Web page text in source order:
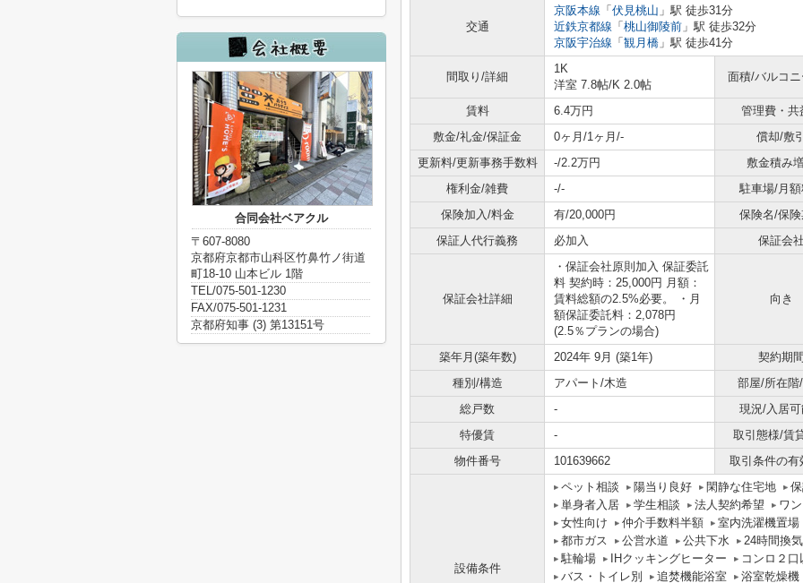
交通
京阪本線 「 伏見桃山 」駅 徒歩31分
近鉄京都線 「 桃山御陵前 」駅 徒歩32分
京阪宇治線 「 観月橋 」駅 徒歩41分
間取り/詳細
1K
洋室 7.8帖/K 2.0帖
面積/バルコ
賃料 6.4万円
管理費・共
敷金/礼金/保証金
0ヶ月/1ヶ月/-
償却/敷
更新料/更新事務手数料
-/2.2万円
敷金積み
権利金/雑費
-/-
駐車場/月
保険加入/料金
有/20,000円
保険名/保
保証人代行義務
必加入 保証会
保証会社詳細
・保証会社原則加入 保証委託
料 契約時：25,000円 月額：
賃料総額の2.5%必要。 ・月
額保証委託料：2,078円
(2.5％プランの場合)
向き
築年月(築年数) 2024年 9月 (築1年)
契約期
種別/構造
アパート/木造
部屋/所在階
総戸数
-
現況/入居
特優賃
-
取引態様/賃
物件番号
101639662 取引条件の有
設備条件
ペット相談 陽当り良好 閑静な住宅地
単身者入居
学生相談 法人契約希望
ワ
女性向け
仲介手数料半額
室内洗濯機置場
都市ガス
公営水道 公共下水
24時間換
駐輪場
IHクッキングヒーター
コンロ２口
バス・トイレ別
追焚機能浴室
浴室乾燥機
合同会社ベアクル
〒607-8080
京都府京都市山科区竹鼻竹ノ街道
町18-10 山本ビル 1階
TEL/075-501-1230
FAX/075-501-1231
京都府知事 (3) 第13151号